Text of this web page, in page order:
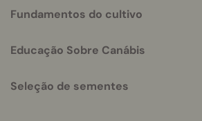
Fundamentos do cultivo
Educação Sobre Canábis
Seleção de sementes